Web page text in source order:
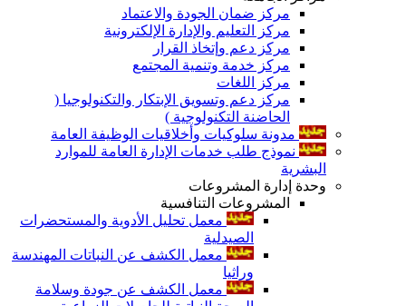
مركز ضمان الجودة والاعتماد
مركز التعليم والإدارة الإلكترونية
مركز دعم وإتخاذ القرار
مركز خدمة وتنمية المجتمع
مركز اللغات
مركز دعم وتسويق الإبتكار والتكنولوجيا (
الحاضنة التكنولوجية )
مدونة سلوكيات وأخلاقيات الوظيفة العامة
نموذج طلب خدمات الإدارة العامة للموارد
البشرية
وحدة إدارة المشروعات
المشروعات التنافسية
معمل تحليل الأدوية والمستحضرات
الصيدلية
معمل الكشف عن النباتات المهندسة
وراثيا
معمل الكشف عن جودة وسلامة